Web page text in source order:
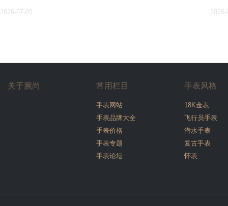
2026-07-09
关于腕尚 常用栏目
手表网站
手表品牌大全
手表价格
手表专题
手表论坛
手表风格
18K金表
飞行员手表
潜水手表
复古手表
怀表